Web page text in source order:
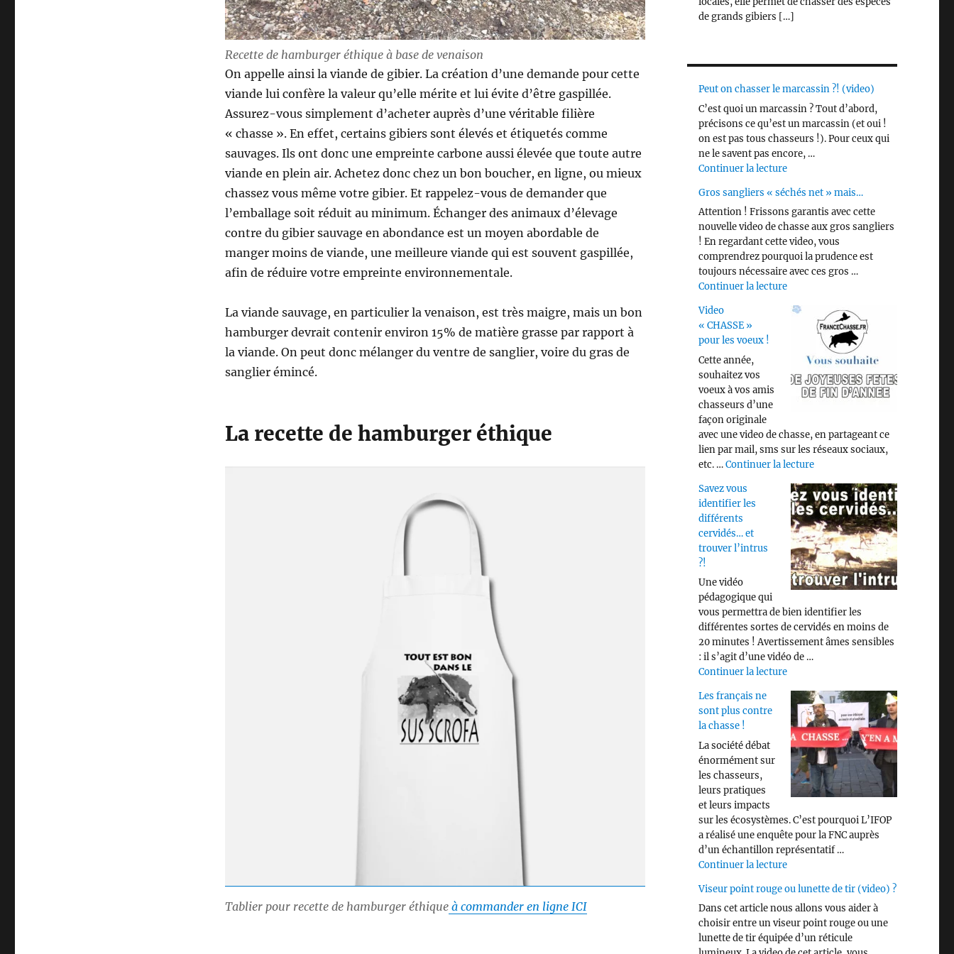
Recette de hamburger éthique à base de venaison
On appelle ainsi la viande de gibier. La création d’une demande pour cette
viande lui confère la valeur qu’elle mérite et lui évite d’être gaspillée.
Assurez-vous simplement d’acheter auprès d’une véritable filière
« chasse ». En effet, certains gibiers sont élevés et étiquetés comme
sauvages. Ils ont donc une empreinte carbone aussi élevée que toute autre
viande en plein air. Achetez donc chez un bon boucher, en ligne, ou mieux
chassez vous même votre gibier. Et rappelez-vous de demander que
l’emballage soit réduit au minimum. Échanger des animaux d’élevage
contre du gibier sauvage en abondance est un moyen abordable de
manger moins de viande, une meilleure viande qui est souvent gaspillée,
afin de réduire votre empreinte environnementale.
La viande sauvage, en particulier la venaison, est très maigre, mais un bon
hamburger devrait contenir environ 15% de matière grasse par rapport à
la viande. On peut donc mélanger du ventre de sanglier, voire du gras de
sanglier émincé.
La recette de hamburger éthique
Tablier pour recette de hamburger éthiqueà commander en ligne ICI
de grands gibiers […]
Peut on chasser le marcassin ?! (video)
C’est quoi un marcassin ? Tout d’abord,
précisons ce qu’est un marcassin (et oui !
on est pas tous chasseurs !). Pour ceux qui
ne le savent pas encore, …
Continuer la lecturede « Peut on chasser le marcassin ?!
Gros sangliers « séchés net » mais…
Attention ! Frissons garantis avec cette
nouvelle video de chasse aux gros sangliers
! En regardant cette video, vous
comprendrez pourquoi la prudence est
toujours nécessaire avec ces gros …
Continuer la lecturede « Gros sangliers « séchés net »
Video
« CHASSE »
pour les voeux !
Cette année,
souhaitez vos
voeux à vos amis
chasseurs d’une
façon originale
avec une video de chasse, en partageant ce
lien par mail, sms sur les réseaux sociaux,
etc. …Continuer la lecturede « Video « CHASSE » pour
Savez vous
identifier les
différents
cervidés… et
trouver l’intrus
?!
Une vidéo
pédagogique qui
vous permettra de bien identifier les
différentes sortes de cervidés en moins de
20 minutes ! Avertissement âmes sensibles
: il s’agit d’une vidéo de …
Continuer la lecturede « Savez vous identifier les
Les français ne
sont plus contre
la chasse !
La société débat
énormément sur
les chasseurs,
leurs pratiques
et leurs impacts
sur les écosystèmes. C’est pourquoi L’IFOP
a réalisé une enquête pour la FNC auprès
d’un échantillon représentatif …
Continuer la lecturede « Les français ne sont plus contre
Viseur point rouge ou lunette de tir (video) ?
Dans cet article nous allons vous aider à
choisir entre un viseur point rouge ou une
lunette de tir équipée d’un réticule